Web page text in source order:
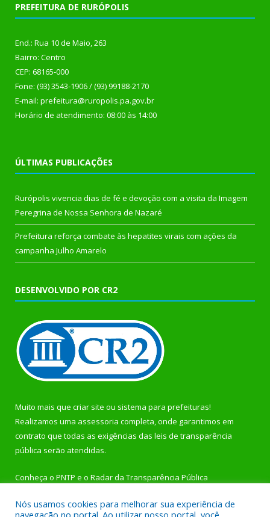
PREFEITURA DE RURÓPOLIS
End.: Rua 10 de Maio, 263
Bairro: Centro
CEP: 68165-000
Fone: (93) 3543-1906 / (93) 99188-2170
E-mail: prefeitura@ruropolis.pa.gov.br
Horário de atendimento: 08:00 às 14:00
ÚLTIMAS PUBLICAÇÕES
Rurópolis vivencia dias de fé e devoção com a visita da Imagem
Peregrina de Nossa Senhora de Nazaré
Prefeitura reforça combate às hepatites virais com ações da
campanha Julho Amarelo
DESENVOLVIDO POR CR2
Muito mais que criar site ou sistema para prefeituras!
Realizamos uma assessoria completa, onde garantimos em
contrato que todas as exigências das leis de transparência
pública serão atendidas.
Conheça o PNTP e o Radar da Transparência Pública
Nós usamos cookies para melhorar sua experiência de
navegação no portal. Ao utilizar nosso portal, você